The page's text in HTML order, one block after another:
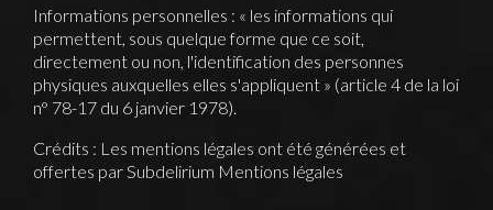
Informations personnelles : « les informations qui
permettent, sous quelque forme que ce soit,
directement ou non, l'identification des personnes
physiques auxquelles elles s'appliquent » (article 4 de la loi
n° 78-17 du 6 janvier 1978).
Crédits : Les mentions légales ont été générées et
offertes par Subdelirium Mentions légales